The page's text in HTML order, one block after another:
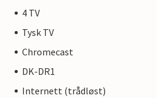
4 TV
Tysk TV
Chromecast
DK-DR1
Internett (trådløst)